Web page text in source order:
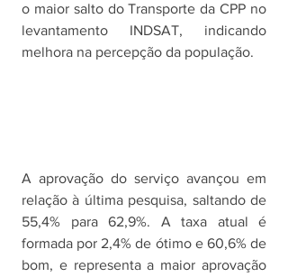
o maior salto do Transporte da CPP no
levantamento INDSAT, indicando
melhora na percepção da população.
A aprovação do serviço avançou em
relação à última pesquisa, saltando de
55,4% para 62,9%. A taxa atual é
formada por 2,4% de ótimo e 60,6% de
bom, e representa a maior aprovação